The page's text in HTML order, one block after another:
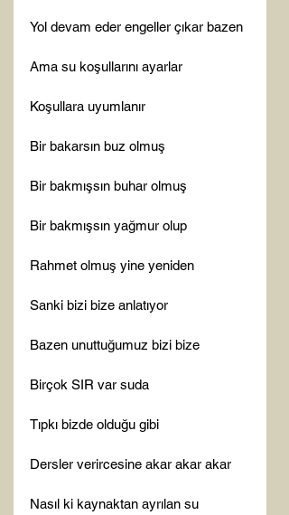
Yol devam eder engeller çıkar bazen
Ama su koşullarını ayarlar
Koşullara uyumlanır
Bir bakarsın buz olmuş
Bir bakmışsın buhar olmuş
Bir bakmışsın yağmur olup
Rahmet olmuş yine yeniden
Sanki bizi bize anlatıyor
Bazen unuttuğumuz bizi bize
Birçok SIR var suda
Tıpkı bizde olduğu gibi
Dersler verircesine akar akar akar
Nasıl ki kaynaktan ayrılan su